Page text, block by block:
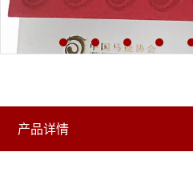
产品详情